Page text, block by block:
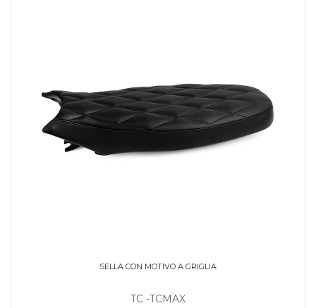
SELLA CON MOTIVO A GRIGLIA
TC -TCMAX